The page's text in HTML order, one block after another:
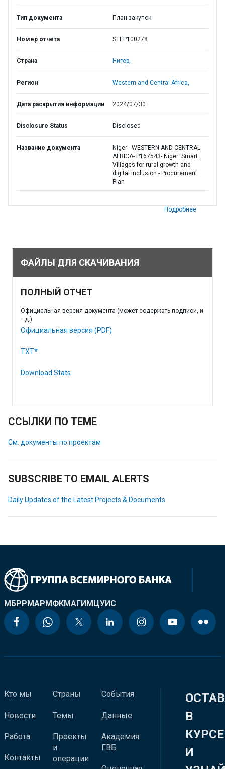
Тип документа План закупок
Номер отчета STEP100278
Страна Нигер,
Регион Western and Central Africa,
Дата раскрытия информации 2024/07/30
Disclosure Status Disclosed
Название документа
Niger - WESTERN AND CENTRAL
AFRICA- P167543- Niger: Smart
Villages for rural growth and
digital inclusion - Procurement
Plan
Подробнее
ФАЙЛЫ ДЛЯ СКАЧИВАНИЯ
ПОЛНЫЙ ОТЧЕТ
Официальная версия документа (может содержать подписи, и
т.д.)
Официальная версия (PDF)
TXT*
Download Stats
ССЫЛКИ ПО ТЕМЕ
См. документы по проектам
SUBSCRIBE TO EMAIL ALERTS
Daily Updates of the Latest Projects & Documents
МБРРМАРМФКМАГИМЦУИС
Кто мы
Новости
Работа
Контакты
Страны
Темы
Проекты
и
операции
События
Данные
Академия
ГВБ
В
КУРСЕ
И